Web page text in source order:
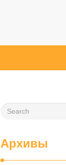
Архивы